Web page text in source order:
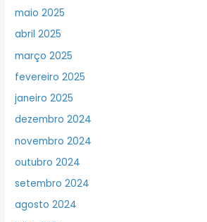
maio 2025
abril 2025
março 2025
fevereiro 2025
janeiro 2025
dezembro 2024
novembro 2024
outubro 2024
setembro 2024
agosto 2024